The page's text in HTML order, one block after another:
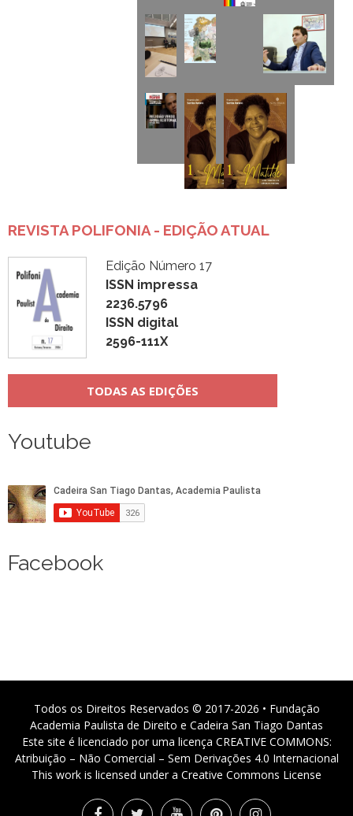
REVISTA POLIFONIA - EDIÇÃO ATUAL
Edição Número 17
ISSN impressa
2236.5796
ISSN digital
2596-111X
TODAS AS EDIÇÕES
Youtube
Facebook
Todos os Direitos Reservados © 2017-2026 • Fundação
Academia Paulista de Direito e Cadeira San Tiago Dantas
Este site é licenciado por uma licença CREATIVE COMMONS:
Atribuição – Não Comercial – Sem Derivações 4.0 Internacional
This work is licensed under a Creative Commons License